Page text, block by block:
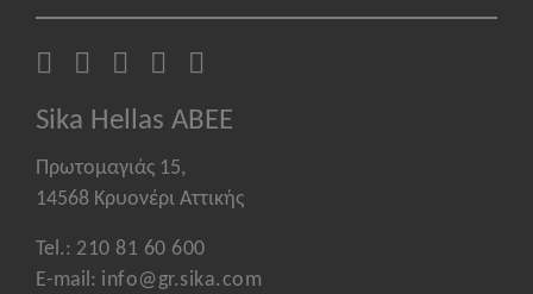
Sika Hellas ABEE
Πρωτομαγιάς 15,
14568 Κρυονέρι Αττικής
Tel.: 210 81 60 600
E-mail: info@gr.sika.com